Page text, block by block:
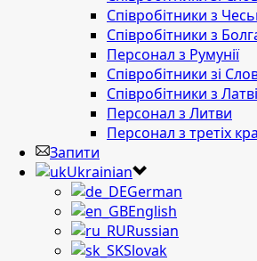
Співробітники з
Співробітники з
Персонал з Румунії
Співробітники зі
Співробітники з
Персонал з Литви
Персонал з третіх
Запити
Ukrainian
German
English
Russian
Slovak